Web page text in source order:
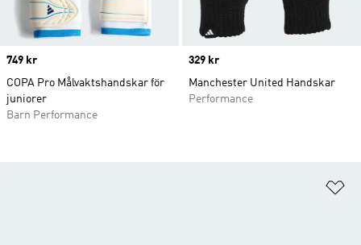
Price
749 kr
COPA Pro Målvaktshandskar för
juniorer
Barn Performance
Price
329 kr
Manchester United Handskar
Performance